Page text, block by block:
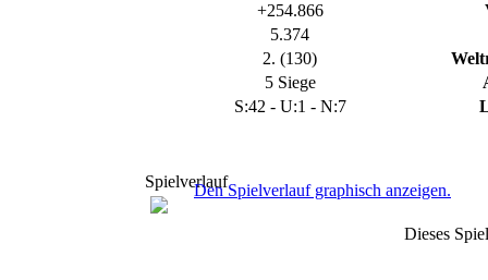
+254.866
5.374
2. (130)
5 Siege
S:42 - U:1 - N:7
SpielverlaufDen Spielverlauf graphisch anzeigen.
Dieses